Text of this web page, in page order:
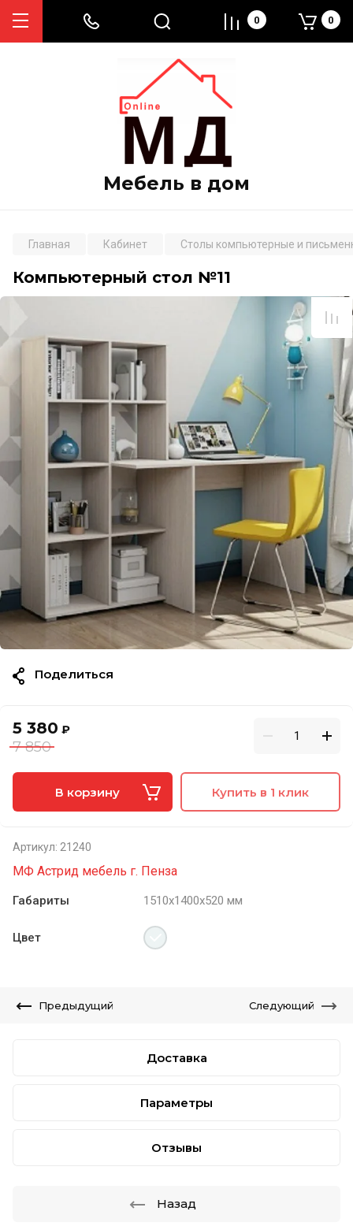
Мебель в дом
0 0
Главная Кабинет Столы компьютерные и
Компьютерный стол №11
5 380 ₽
7 850
В корзину Купить в 1 клик
Артикул: 21240
МФ Астрид мебель г. Пенза
Габариты 1510х1400х520 мм
Цвет
Поделиться
Предыдущий Следующий
Доставка
Параметры
Отзывы
Назад